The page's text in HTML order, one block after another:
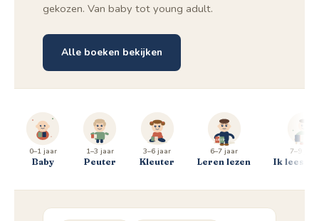
gekozen. Van baby tot young adult.
Alle boeken bekijken
0–1 jaar
Baby
1–3 jaar
Peuter
3–6 jaar
Kleuter
6–7 jaar
Leren lezen
7–9 jaar
Ik lees al